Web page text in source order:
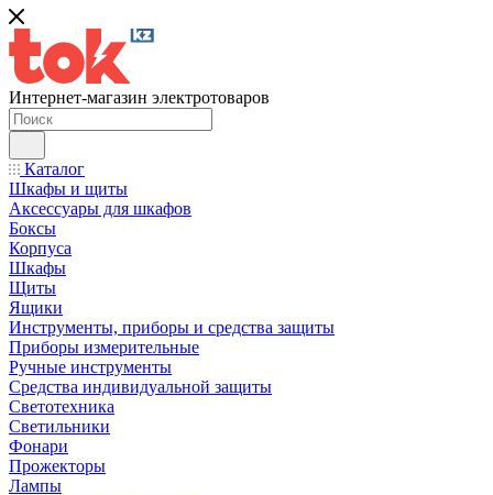
Интернет-магазин электротоваров
Каталог
Шкафы и щиты
Аксессуары для шкафов
Боксы
Корпуса
Шкафы
Щиты
Ящики
Инструменты, приборы и средства защиты
Приборы измерительные
Ручные инструменты
Средства индивидуальной защиты
Светотехника
Светильники
Фонари
Прожекторы
Лампы